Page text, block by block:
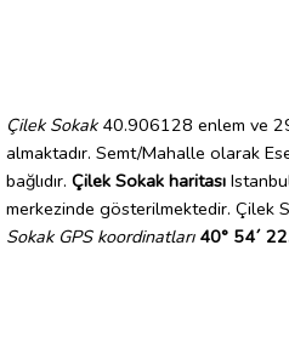
Çilek Sokak40.906128 enlem ve
almaktadır. Semt/Mahalle olarak
bağlıdır. Çilek Sokak haritası
merkezinde gösterilmektedir. Çilek
Sokak GPS koordinatları 40° 54´